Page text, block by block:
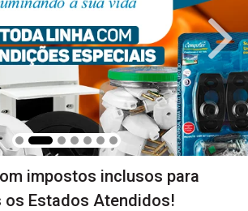
impostos inclusos para
os Estados Atendidos!